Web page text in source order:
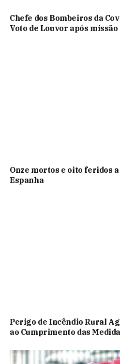
Chefe dos Bombeiros da
Voto de Louvor após
Onze mortos e oito feridos
Espanha
Perigo de Incêndio Rural
ao Cumprimento das